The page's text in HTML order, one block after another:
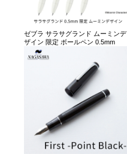
ゼブラ サラサグランド ムーミンデ
ザイン 限定 ボールペン 0.5mm